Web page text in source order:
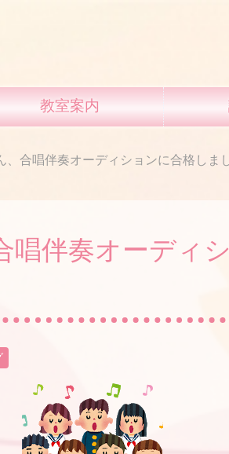
教室案内
、合唱伴奏オーディションに合格しま
唱伴奏オーディ